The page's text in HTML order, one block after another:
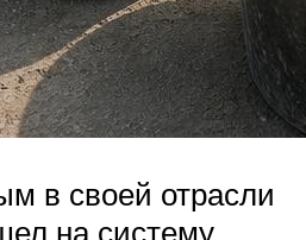
в своей отрасли
на систему